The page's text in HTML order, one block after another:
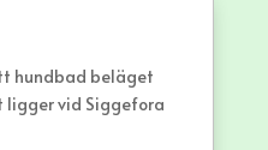
hundbad beläget
ligger vid Siggefora
vatten.